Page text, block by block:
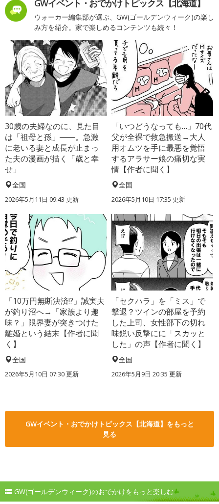
GWイベント・おでかけトピックス【北海道】
ウォーカー編集部が選ぶ、GW(ゴールデンウィーク)の楽し
み方を紹介。家で楽しめるコンテンツも続々！
30歳の夫婦なのに、見た目
は「祖母と孫」――。急激
に老いる妻と成長が止まっ
た夫の漫画が描く「歳と幸
せ」
全国
2026年5月11日 09:43 更新
「いつどうなっても…」70代
父が全裸で救急搬送→大人
用オムツを手に最悪を覚悟
するアラサー娘の痛切な実
情【作者に聞く】
全国
2026年5月10日 17:35 更新
「10万円無断決済!?」誠実夫
が釣り沼へ→「家族より趣
味？」限界妻が突きつけた
離婚という結末【作者に聞
く】
全国
2026年5月10日 07:30 更新
「セクハラ」を「ミス」で
撃退？ツインの部屋を予約
した上司、女性部下の切れ
味鋭い反撃にに「スカッと
した」の声【作者に聞く】
全国
2026年5月9日 20:35 更新
GWイベント・おでかけトピックス【北海道】をもっと
見る
GW(ゴールデンウィーク)のおでかけをもっと楽しむ